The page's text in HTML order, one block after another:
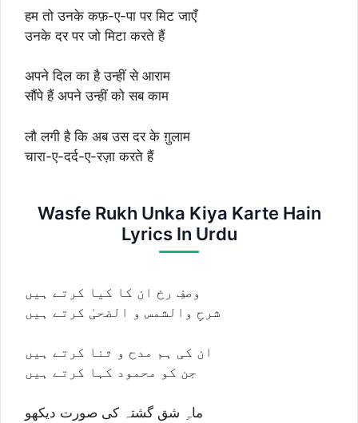
हम तो उनके कफ़-ए-पा पर मिट जाएँ
उनके दर पर जो मिटा करते हैं
अपने दिल का है उन्हीं से आराम
सौंपे हैं अपने उन्हीं को सब काम
लौ लगी है कि अब उस दर के ग़ुलाम
चारा-ए-दर्द-ए-रज़ा करते हैं
Wasfe Rukh Unka Kiya Karte Hain
Lyrics In Urdu
وصفِ رخ ان کا کیا کرتے ہیں
شرحِ والشمس و الضحیٰ کرتے ہیں
ان کی ہم مدح و ثنا کرتے ہیں
جن کو محمود کہا کرتے ہیں
ماہِ شق گشتہ کی صورت دیکھو